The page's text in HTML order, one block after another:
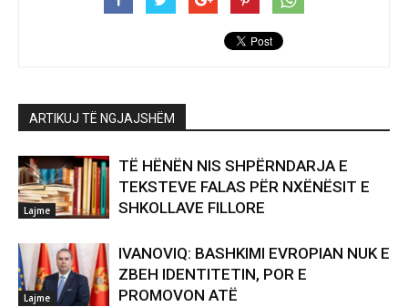
ARTIKUJ TË NGJAJSHËM
Lajme
TË HËNËN NIS SHPËRNDARJA E
TEKSTEVE FALAS PËR NXËNËSIT E
SHKOLLAVE FILLORE
Lajme
IVANOVIQ: BASHKIMI EVROPIAN NUK E
ZBEH IDENTITETIN, POR E
PROMOVON ATË